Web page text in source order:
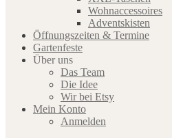
Wohnaccessoires
Adventskisten
Öffnungszeiten & Termine
Gartenfeste
Über uns
Das Team
Die Idee
Wir bei Etsy
Mein Konto
Anmelden